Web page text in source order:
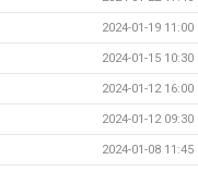
2024-01-19 11:00
2024-01-15 10:30
2024-01-12 16:00
2024-01-12 09:30
2024-01-08 11:45